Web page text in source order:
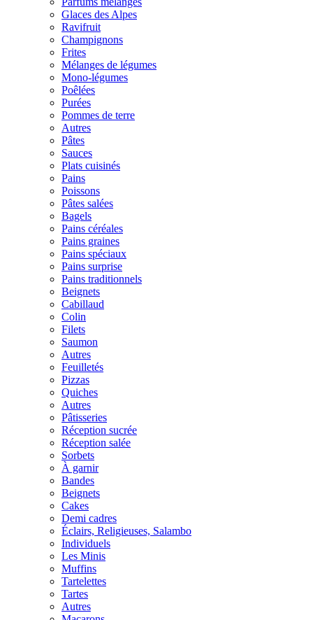
Glaces des Alpes
Ravifruit
Champignons
Frites
Mélanges de légumes
Mono-légumes
Poêlées
Purées
Pommes de terre
Autres
Pâtes
Sauces
Plats cuisinés
Pains
Poissons
Pâtes salées
Bagels
Pains céréales
Pains graines
Pains spéciaux
Pains surprise
Pains traditionnels
Beignets
Cabillaud
Colin
Filets
Saumon
Autres
Feuilletés
Pizzas
Quiches
Autres
Pâtisseries
Réception sucrée
Réception salée
Sorbets
À garnir
Bandes
Beignets
Cakes
Demi cadres
Éclairs, Religieuses, Salambo
Individuels
Les Minis
Muffins
Tartelettes
Tartes
Autres